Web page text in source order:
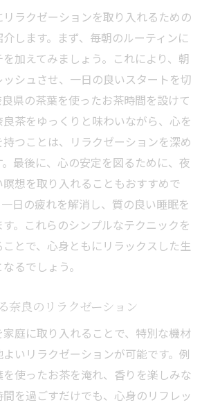
ラクゼーションを取り入れるための
します。まず、毎朝のルーティンに
加えてみましょう。これにより、朝
シュさせ、一日の良いスタートを切
県の茶葉を使ったお茶時間を設けて
茶をゆっくりと味わいながら、心を
つことは、リラクゼーションを深め
最後に、心の安定を図るために、夜
想を取り入れることもおすすめで
日の疲れを解消し、質の良い睡眠を
。これらのシンプルなテクニックを
とで、心身ともにリラックスした生
るでしょう。
奈良のリラクゼーション
庭に取り入れることで、特別な機材
いリラクゼーションが可能です。例
使ったお茶を淹れ、香りを楽しみな
を過ごすだけでも、心身のリフレッ